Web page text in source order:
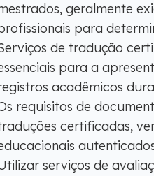
geralmente
para
de tradução
para a
acadêmicos
requisitos de
certificadas,
serviços de